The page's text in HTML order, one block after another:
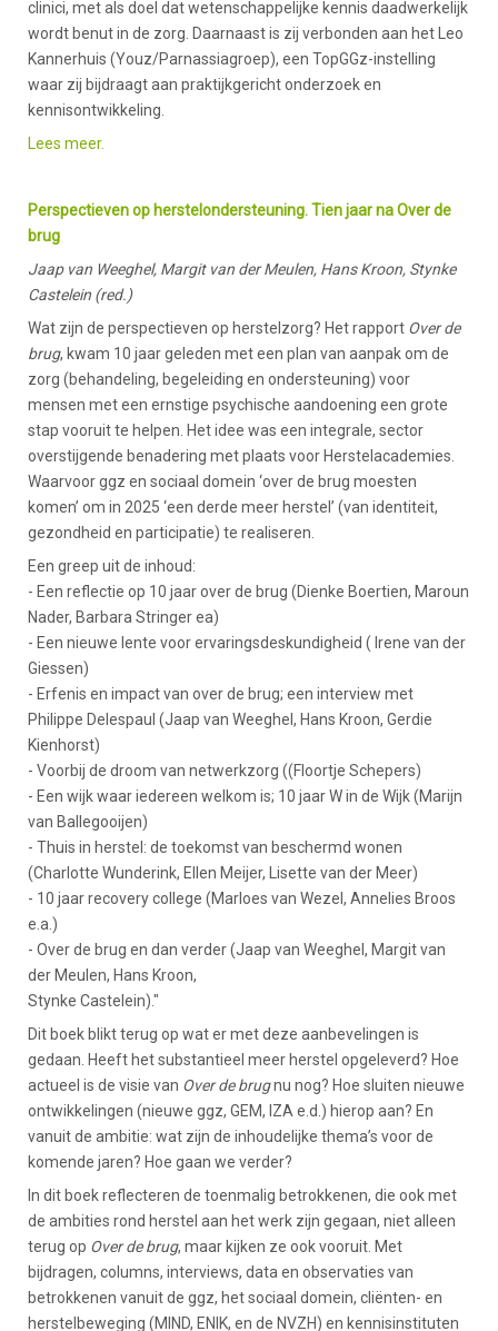
clinici, met als doel dat wetenschappelijke kennis daadwerkelijk
wordt benut in de zorg. Daarnaast is zij verbonden aan het Leo
Kannerhuis (Youz/Parnassiagroep), een TopGGz-instelling
waar zij bijdraagt aan praktijkgericht onderzoek en
kennisontwikkeling.
Lees meer.
Perspectieven op herstelondersteuning. Tien jaar na Over de
brug
Jaap van Weeghel, Margit van der Meulen, Hans Kroon, Stynke
Castelein (red.)
Wat zijn de perspectieven op herstelzorg? Het rapport Over de
brug, kwam 10 jaar geleden met een plan van aanpak om de
zorg (behandeling, begeleiding en ondersteuning) voor
mensen met een ernstige psychische aandoening een grote
stap vooruit te helpen. Het idee was een integrale, sector
overstijgende benadering met plaats voor Herstelacademies.
Waarvoor ggz en sociaal domein ‘over de brug moesten
komen’ om in 2025 ‘een derde meer herstel’ (van identiteit,
gezondheid en participatie) te realiseren.
Een greep uit de inhoud:
- Een reflectie op 10 jaar over de brug (Dienke Boertien, Maroun
Nader, Barbara Stringer ea)
- Een nieuwe lente voor ervaringsdeskundigheid ( Irene van der
Giessen)
- Erfenis en impact van over de brug; een interview met
Philippe Delespaul (Jaap van Weeghel, Hans Kroon, Gerdie
Kienhorst)
- Voorbij de droom van netwerkzorg ((Floortje Schepers)
- Een wijk waar iedereen welkom is; 10 jaar W in de Wijk (Marijn
van Ballegooijen)
- Thuis in herstel: de toekomst van beschermd wonen
(Charlotte Wunderink, Ellen Meijer, Lisette van der Meer)
- 10 jaar recovery college (Marloes van Wezel, Annelies Broos
e.a.)
- Over de brug en dan verder (Jaap van Weeghel, Margit van
der Meulen, Hans Kroon,
Stynke Castelein)."
Dit boek blikt terug op wat er met deze aanbevelingen is
gedaan. Heeft het substantieel meer herstel opgeleverd? Hoe
actueel is de visie van Over de brugnu nog? Hoe sluiten nieuwe
ontwikkelingen (nieuwe ggz, GEM, IZA e.d.) hierop aan? En
vanuit de ambitie: wat zijn de inhoudelijke thema’s voor de
komende jaren? Hoe gaan we verder?
In dit boek reflecteren de toenmalig betrokkenen, die ook met
de ambities rond herstel aan het werk zijn gegaan, niet alleen
terug op Over de brug, maar kijken ze ook vooruit. Met
bijdragen, columns, interviews, data en observaties van
betrokkenen vanuit de ggz, het sociaal domein, cliënten- en
herstelbeweging (MIND, ENIK, en de NVZH) en kennisinstituten